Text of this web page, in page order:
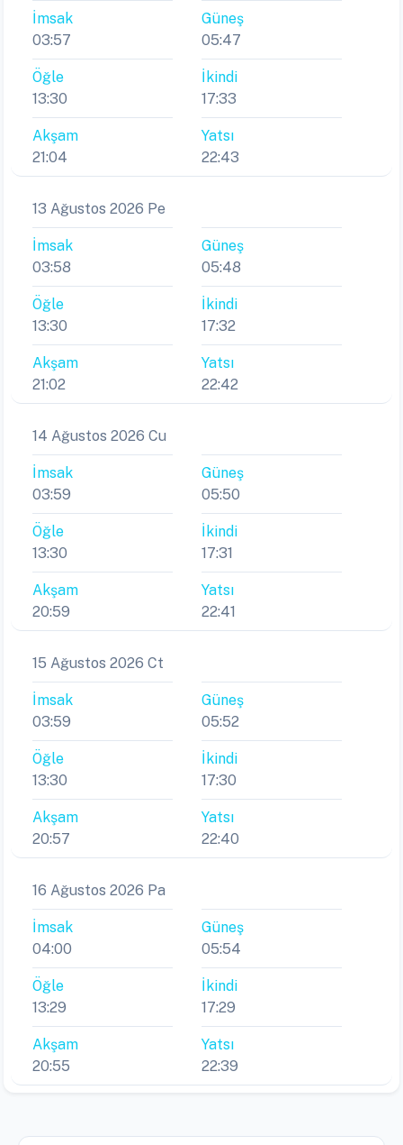
İmsak
03:57
Güneş
05:47
Öğle
13:30
İkindi
17:33
Akşam
21:04
Yatsı
22:43
13 Ağustos 2026 Pe
İmsak
03:58
Güneş
05:48
Öğle
13:30
İkindi
17:32
Akşam
21:02
Yatsı
22:42
14 Ağustos 2026 Cu
İmsak
03:59
Güneş
05:50
Öğle
13:30
İkindi
17:31
Akşam
20:59
Yatsı
22:41
15 Ağustos 2026 Ct
İmsak
03:59
Güneş
05:52
Öğle
13:30
İkindi
17:30
Akşam
20:57
Yatsı
22:40
16 Ağustos 2026 Pa
İmsak
04:00
Güneş
05:54
Öğle
13:29
İkindi
17:29
Akşam
20:55
Yatsı
22:39